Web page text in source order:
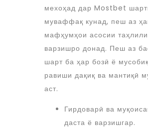
мехоҳад дар Mostbet
муваффақ кунад, пеш аз
мафҳумҳои асосии таҳлили
варзишро донад. Пеш аз
шарт ба ҳар бозӣ ё
равиши дақиқ ва мантиқӣ
аст.
Гирдоварӣ ва
даста ё варзишгар.